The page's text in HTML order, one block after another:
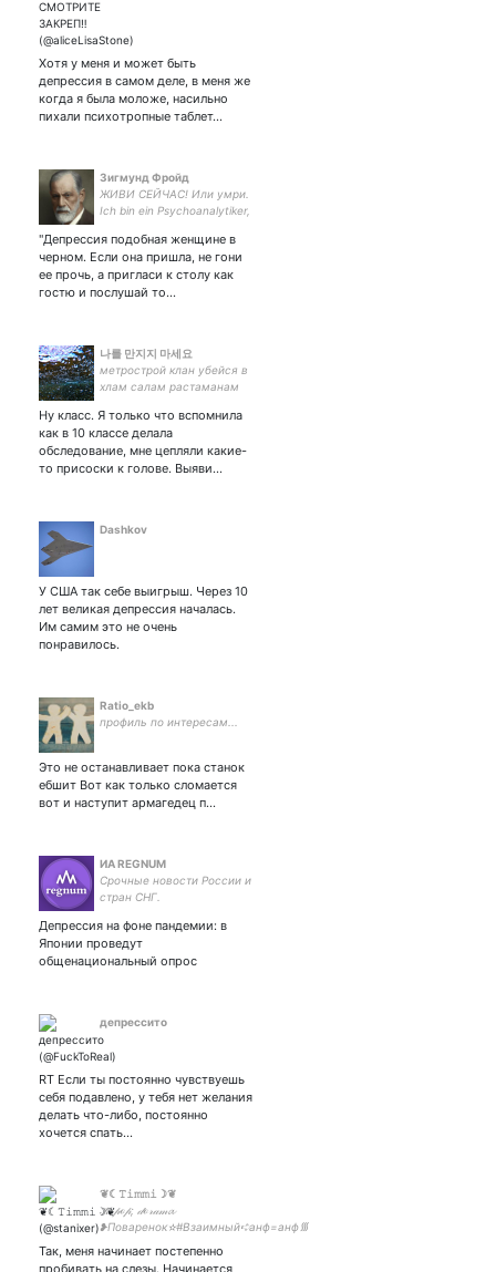
лесбиянок, бисексуалов и
Смотрите закрепленный
#радуга
Хотя у меня и может быть
депрессия в самом деле, в меня же
когда я была моложе, насильно
пихали психотропные таблет…
Зигмунд Фройд
ЖИВИ СЕЙЧАС! Или умри.
Ich bin ein Psychoanalytiker,
"Депрессия подобная женщине в
черном. Если она пришла, не гони
ее прочь, а пригласи к столу как
гостю и послушай то…
나를 만지지 마세요
метрострой клан убейся в
хлам салам растаманам
Ну класс. Я только что вспомнила
как в 10 классе делала
обследование, мне цепляли какие-
то присоски к голове. Выяви…
Dashkov
У США так себе выигрыш. Через 10
лет великая депрессия началась.
Им самим это не очень
понравилось.
Ratio_ekb
профиль по интересам...
Это не останавливает пока станок
ебшит Вот как только сломается
вот и наступит армагедец п…
ИА REGNUM
Срочные новости России и
стран СНГ.
агентство REGNUM.
Депрессия на фоне пандемии: в
Японии проведут
общенациональный опрос
депрессито
RT Если ты постоянно чувствуешь
себя подавлено, у тебя нет желания
делать что-либо, постоянно
хочется спать…
❦︎☾︎𝚃𝚒𝚖𝚖𝚒☽︎❦︎
𝒦-𝓅ℴ𝓅; 𝒹ℴ𝓇𝒶𝓂𝓪
❥︎Поваренок✫︎#Взаимный➪︎анф=анф᯾︎
Так, меня начинает постепенно
пробивать на слезы. Начинается